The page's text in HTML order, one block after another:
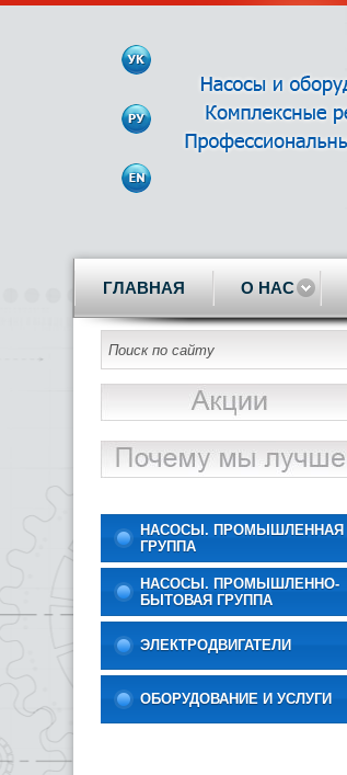
ГЛАВНАЯ О НАС
НАСОСЫ. ПРОМЫШЛЕННАЯ
ГРУППА
НАСОСЫ. ПРОМЫШЛЕННО-
БЫТОВАЯ ГРУППА
ЭЛЕКТРОДВИГАТЕЛИ
ОБОРУДОВАНИЕ И УСЛУГИ